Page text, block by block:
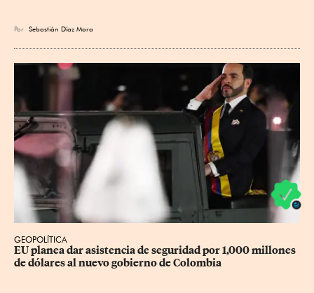
Por Sebastián Díaz Mora
GEOPOLÍTICA
EU planea dar asistencia de seguridad por 1,000 millones
de dólares al nuevo gobierno de Colombia